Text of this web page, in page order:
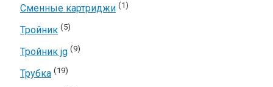
Сменные картриджи (1)
Тройник (5)
Тройник jg (9)
Трубка (19)